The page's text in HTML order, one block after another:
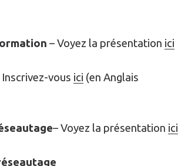
– Voyez la présentation ici
Inscrivez-vous ici (en Anglais
– Voyez la présentation ici